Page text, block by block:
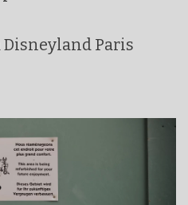
Disneyland Paris